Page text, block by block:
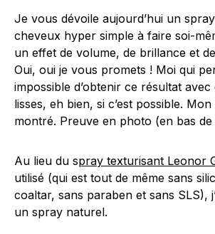
Je vous dévoile aujourd’hui un
cheveux hyper simple à faire soi-
un effet de volume, de brillance et
Oui, oui je vous promets ! Moi qui
impossible d’obtenir ce résultat
lisses, eh bien, si c’est possible.
montré. Preuve en photo (en bas de
Au lieu du spray texturisant Leonor
utilisé (qui est tout de même sans
coaltar, sans paraben et sans SLS),
un spray naturel.